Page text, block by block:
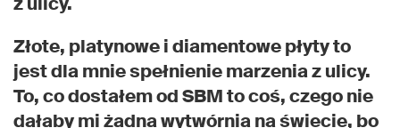
Złote, platynowe i diamentowe płyty to
jest dla mnie spełnienie marzenia z ulicy.
To, co dostałem od SBM to coś, czego nie
dałaby mi żadna wytwórnia na świecie, bo